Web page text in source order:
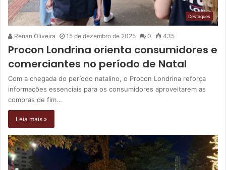
Destaques
Renan Oliveira 15 de dezembro de 2025 0 435
Procon Londrina orienta consumidores e
comerciantes no período de Natal
Com a chegada do período natalino, o Procon Londrina reforça
informações essenciais para os consumidores aproveitarem as
compras de fim…
Leia mais »